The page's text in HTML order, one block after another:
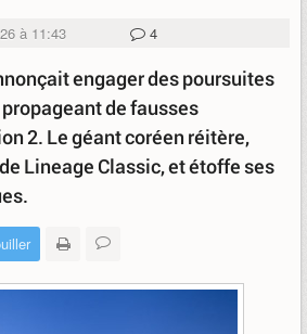
à 11:43 4
engager des poursuites
de fausses
2. Le géant coréen réitère,
Lineage Classic, et étoffe ses